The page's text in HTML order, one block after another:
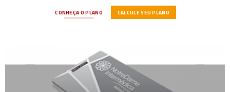
CONHEÇA O PLANO CALCULE SEU PLANO